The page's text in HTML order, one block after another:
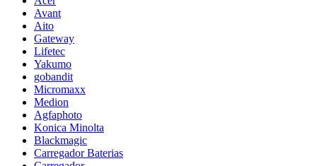
Avant
Aito
Gateway
Lifetec
Yakumo
gobandit
Micromaxx
Medion
Agfaphoto
Konica Minolta
Blackmagic
Carregador Baterias